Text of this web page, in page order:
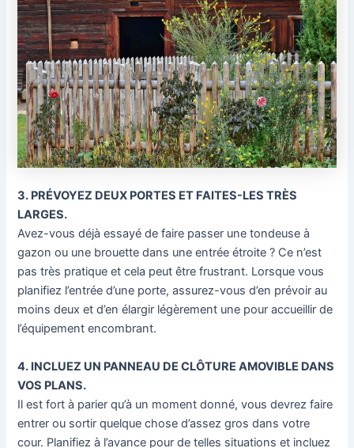
3. PRÉVOYEZ DEUX PORTES ET FAITES-LES TRÈS
LARGES.
Avez-vous déjà essayé de faire passer une tondeuse à
gazon ou une brouette dans une entrée étroite ? Ce n’est
pas très pratique et cela peut être frustrant. Lorsque vous
planifiez l’entrée d’une porte, assurez-vous d’en prévoir au
moins deux et d’en élargir légèrement une pour accueillir de
l’équipement encombrant.
4. INCLUEZ UN PANNEAU DE CLÔTURE AMOVIBLE DANS
VOS PLANS.
Il est fort à parier qu’à un moment donné, vous devrez faire
entrer ou sortir quelque chose d’assez gros dans votre
cour. Planifiez à l’avance pour de telles situations et incluez